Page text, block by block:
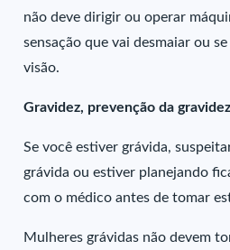
não deve dirigir ou operar
sensação que vai desmaiar ou
visão.
Gravidez, prevenção da
Se você estiver grávida,
grávida ou estiver planejando
com o médico antes de tomar
Mulheres grávidas não devem